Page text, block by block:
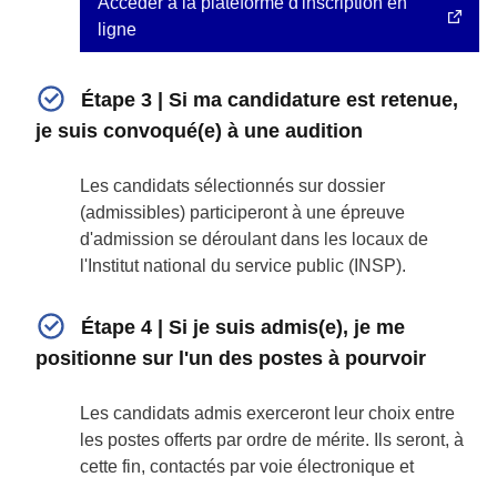
ligne
Étape 3 | Si ma candidature est retenue,
je suis convoqué(e) à une audition
Les candidats sélectionnés sur dossier
(admissibles) participeront à une épreuve
d'admission se déroulant dans les locaux de
l'Institut national du service public (INSP).
Étape 4 | Si je suis admis(e), je me
positionne sur l'un des postes à pourvoir
Les candidats admis exerceront leur choix entre
les postes offerts par ordre de mérite. Ils seront, à
cette fin, contactés par voie électronique et